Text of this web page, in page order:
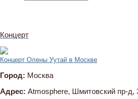
Концерт
Концерт Олены Уутай в Москве
Город: Москва
Адрес: Atmosphere, Шмитовский пр-д,